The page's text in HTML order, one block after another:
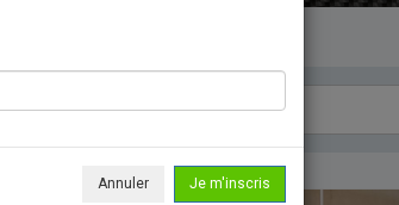
Annuler Je m'inscris